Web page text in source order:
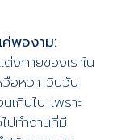
พองาม:
งกายของเราใน
วือหวา วิบวับ
เกินไป เพราะ
ปทำงานที่มี